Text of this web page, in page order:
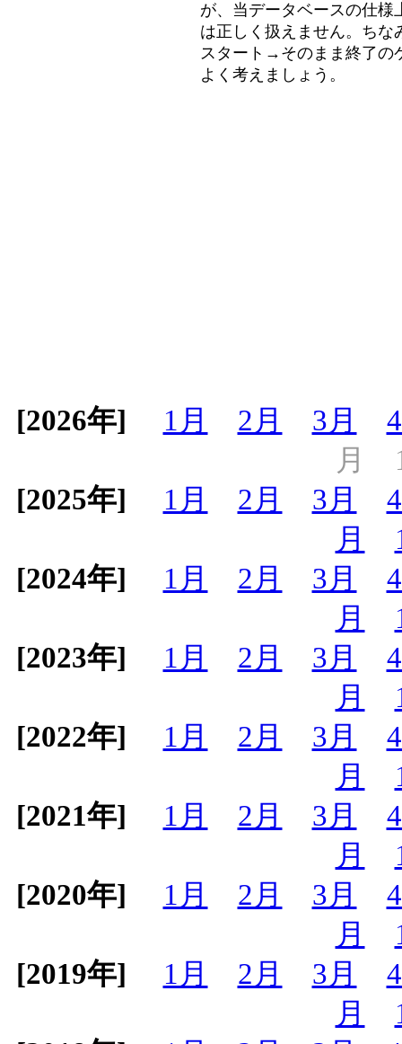
が、当データベースの仕様
は正しく扱えません。ちな
スタート→そのまま終了の
よく考えましょう。
[2026年] 1月 2月 3月
月
[2025年]
1月 2月 3月
月
[2024年]
1月 2月 3月
月
[2023年]
1月 2月 3月
月
[2022年]
1月 2月 3月
月
[2021年]
1月 2月 3月
月
[2020年]
1月 2月 3月
月
[2019年]
1月 2月 3月
月